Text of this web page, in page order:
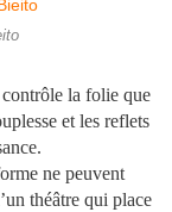
la folie que
et les reflets
ne peuvent
théâtre qui place